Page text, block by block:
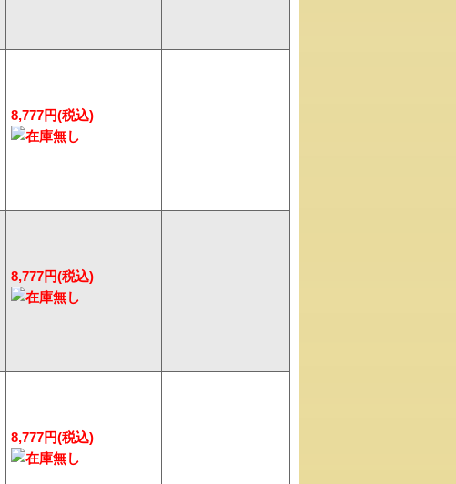
8,777円(税込)
8,777円(税込)
8,777円(税込)